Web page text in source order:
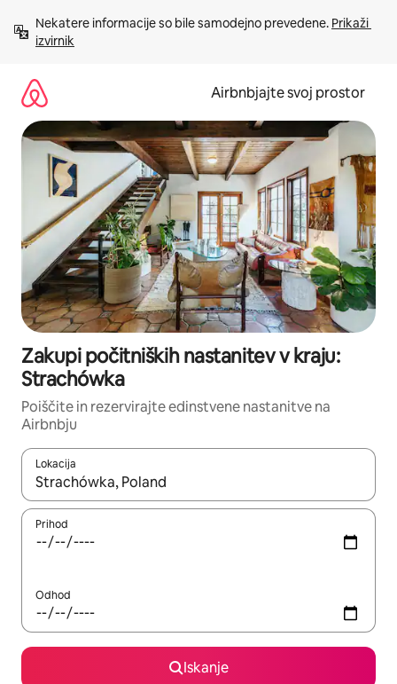
vsebino
Nekatere informacije so bile samodejno prevedene. Prikaži
izvirnik
Airbnbjajte svoj prostor
Zakupi počitniških nastanitev v kraju:
Strachówka
Poiščite in rezervirajte edinstvene nastanitve na
Airbnbju
Lokacija
Ko so rezultati na voljo, krmarite s puščičnima tipkama gor in
Prihod
Odhod
Iskanje